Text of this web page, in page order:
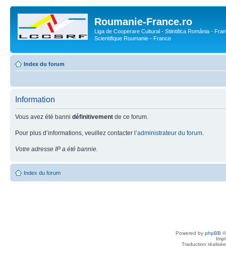
Roumanie-France.ro
Liga de Cooperare Cultural - Stiintifica România -
Scientifique Roumanie - France
Index du forum
Information
Vous avez été banni définitivement de ce forum.
Pour plus d’informations, veuillez contacter l’administrateur du forum
Votre adresse IP a été bannie.
Index du forum
Powered by phpBB
Traduction